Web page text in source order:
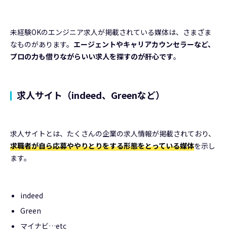
未経験OKのエンジニア求人が掲載されている媒体は、さまざま
なものがあります。 エージェントやキャリアカウンセラーなど、
プロの力も借りながらいい求人を探すのが肝心です。
求人サイト（indeed、Greenなど）
求人サイトとは、たくさんの企業の求人情報が掲載されており、
求職者が自ら応募ややりとりをする形態をとっている媒体を示し
ます。
indeed
Green
マイナビ…etc